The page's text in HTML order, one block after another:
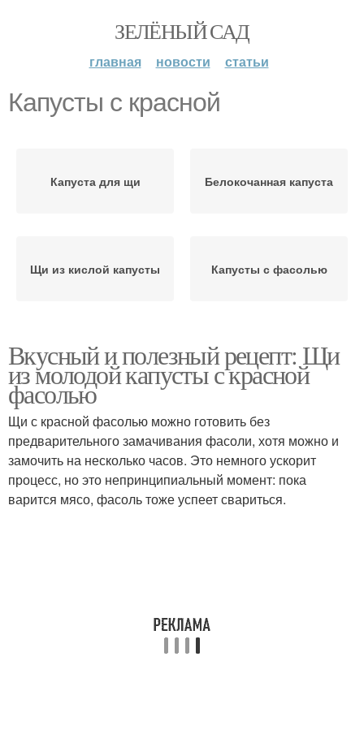
ЗЕЛЁНЫЙ САД
главная новости статьи
Капусты с красной
Капуста для щи Белокочанная капуста
Щи из кислой капусты Капусты с фасолью
Вкусный и полезный рецепт: Щи
из молодой капусты с красной
фасолью
Щи с красной фасолью можно готовить без
предварительного замачивания фасоли, хотя можно и
замочить на несколько часов. Это немного ускорит
процесс, но это непринципиальный момент: пока
варится мясо, фасоль тоже успеет свариться.